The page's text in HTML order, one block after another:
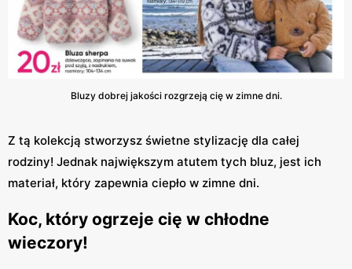
Bluzy dobrej jakości rozgrzeją cię w zimne dni.
Z tą kolekcją stworzysz świetne stylizację dla całej
rodziny! Jednak największym atutem tych bluz, jest ich
materiał, który zapewnia ciepło w zimne dni.
Koc, który ogrzeje cię w chłodne
wieczory!